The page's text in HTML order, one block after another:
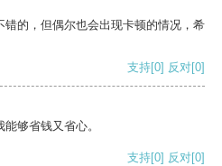
的，但偶尔也会出现卡顿的情况，希
支持[0] 反对[0]
够省钱又省心。
支持[0] 反对[0]